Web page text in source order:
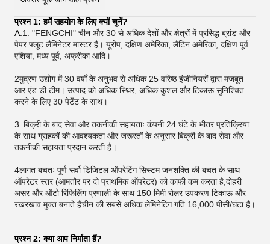
प्रश्न 1: हमें सहयोग के लिए क्यों चुनें?
A:1. "FENGCHI" चीन और 30 से अधिक देशों और क्षेत्रों में प्रसिद्ध ब्रांड और
पेपर फ्लूट लैमिनेटर मास्टर है। यूरोप, दक्षिण अमेरिका, लैटिन अमेरिका, दक्षिण पूर्व
एशिया, मध्य पूर्व, अफ्रीका आदि।
2मुद्रण उद्योग में 30 वर्षों के अनुभव से अधिक 25 वरिष्ठ इंजीनियरों द्वारा मजबूत
आर एंड डी टीम। उत्पाद को अधिक स्थिर, अधिक कुशल और टिकाऊ सुनिश्चित
करने के लिए 30 पेटेंट के साथ।
3. बिक्री के बाद सेवा और तकनीकी सहायताः कंपनी 24 घंटे के भीतर प्रतिक्रिया
के साथ ग्राहकों की आवश्यकता और जरूरतों के अनुसार बिक्री के बाद सेवा और
तकनीकी सहायता प्रदान करती है।
4लागत बचतः पूर्ण सर्वो डिजिटल ऑपरेटिंग सिस्टम जनशक्ति की बचत के साथ
ऑपरेटर स्तर (आमतौर पर दो प्राथमिक ऑपरेटर) को काफी कम करता है,दोहरी
असर और ऑटो रिफिलिंग प्रणाली के साथ 150 मिमी रोलर उपकरण टिकाऊ और
रखरखाव मुक्त बनाते हैंचीन की सबसे अधिक लेमिनेटिंग गति 16,000 पीसी/घंटा है।
प्रश्न 2: क्या आप निर्माता हैं?